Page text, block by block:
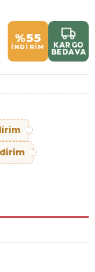
%55
İNDİRİM KARGO
BEDAVA